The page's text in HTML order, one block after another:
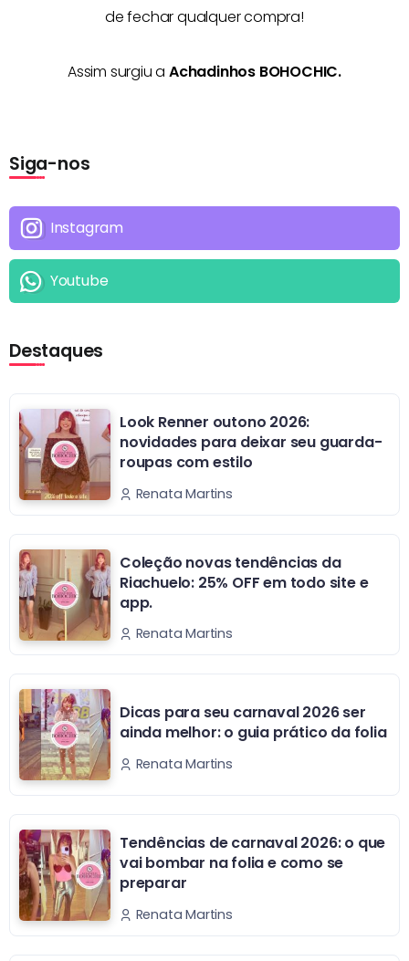
de fechar qualquer compra!
Assim surgiu a Achadinhos BOHOCHIC.
Siga-nos
Instagram
Youtube
Destaques
Look Renner outono 2026:
novidades para deixar seu guarda-
roupas com estilo
Renata Martins
Coleção novas tendências da
Riachuelo: 25% OFF em todo site e
app.
Renata Martins
Dicas para seu carnaval 2026 ser
ainda melhor: o guia prático da folia
Renata Martins
Tendências de carnaval 2026: o que
vai bombar na folia e como se
preparar
Renata Martins